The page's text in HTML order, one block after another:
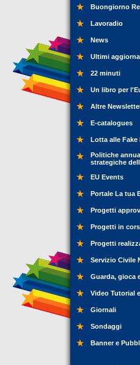
Buongiorno
Lavoradio
News
Ultimi
22 minuti
Un libro per
Altre
E-catalogues
Lotta alle Fake
Politiche
strategiche
EU Events
Portale La tua
Progetti
Progetti in
Progetti
Servizio Civile
Guarda, gioca
Video Tutorial
Giornali
Sondaggi
Banner e